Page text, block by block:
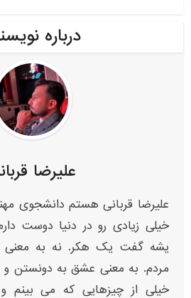
درباره
علیرضا
علیرضا قربانی هستم دانشجوی
خیلی زیادی رو در دنیا دوست
یشه گفت یک هکر. نه به معنی
مردم. به معنی عشق به دونستن و
خیلی از چیزهایی که می بینم